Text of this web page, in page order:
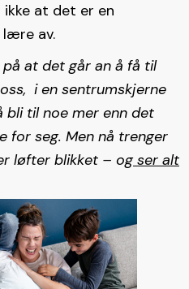
ikke at det er en
lære av.
at det går an å få til
i en sentrumskjerne
bli til noe mer enn det
for seg. Men nå trenger
løfter blikket – ogser alt